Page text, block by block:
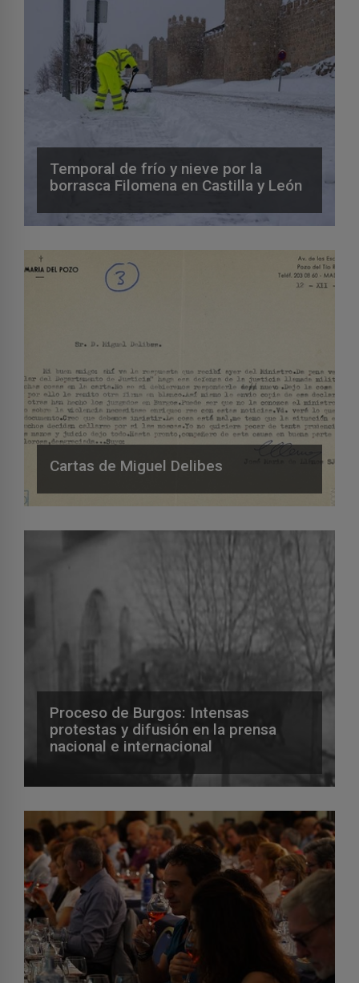
Temporal de frío y nieve por la
borrasca Filomena en Castilla y León
Cartas de Miguel Delibes
Proceso de Burgos: Intensas
protestas y difusión en la prensa
nacional e internacional